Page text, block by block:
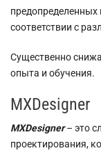
соответствии с
Существенно
опыта и обучения.
MXDesigner
МХDesigner– это
проектирования,